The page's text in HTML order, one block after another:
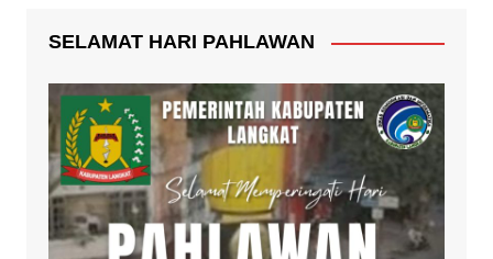
SELAMAT HARI PAHLAWAN